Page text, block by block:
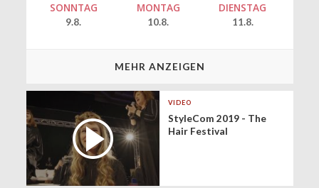
SONNTAG
9.8.
MONTAG
10.8.
DIENSTAG
11.8.
MEHR ANZEIGEN
VIDEO
StyleCom 2019 - The
Hair Festival